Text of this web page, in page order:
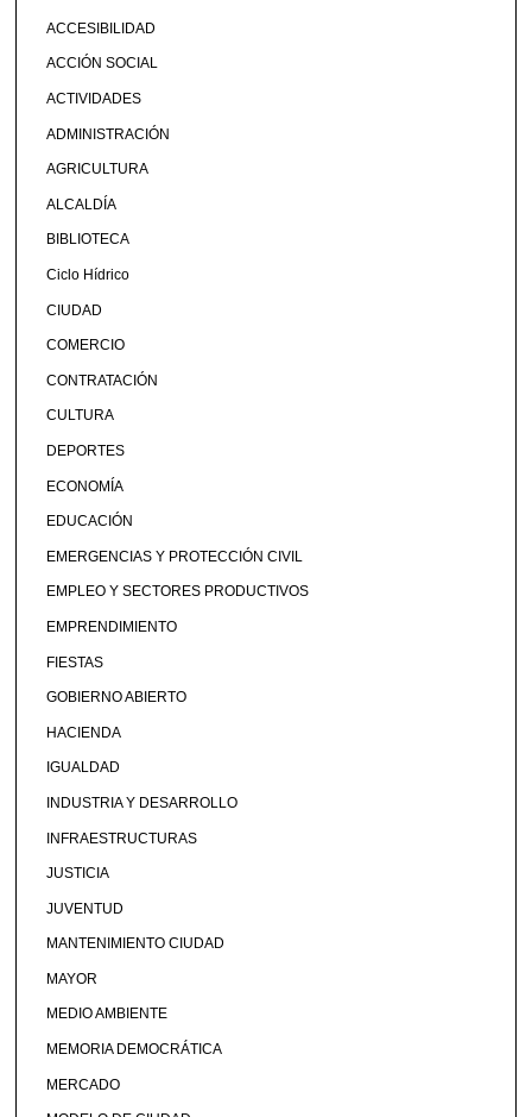
ACCESIBILIDAD
ACCIÓN SOCIAL
ACTIVIDADES
ADMINISTRACIÓN
AGRICULTURA
ALCALDÍA
BIBLIOTECA
Ciclo Hídrico
CIUDAD
COMERCIO
CONTRATACIÓN
CULTURA
DEPORTES
ECONOMÍA
EDUCACIÓN
EMERGENCIAS Y PROTECCIÓN CIVIL
EMPLEO Y SECTORES PRODUCTIVOS
EMPRENDIMIENTO
FIESTAS
GOBIERNO ABIERTO
HACIENDA
IGUALDAD
INDUSTRIA Y DESARROLLO
INFRAESTRUCTURAS
JUSTICIA
JUVENTUD
MANTENIMIENTO CIUDAD
MAYOR
MEDIO AMBIENTE
MEMORIA DEMOCRÁTICA
MERCADO